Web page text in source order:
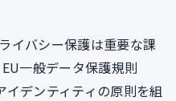
イバシー保護は重要な課
一般データ保護規則
イデンティティの原則を組